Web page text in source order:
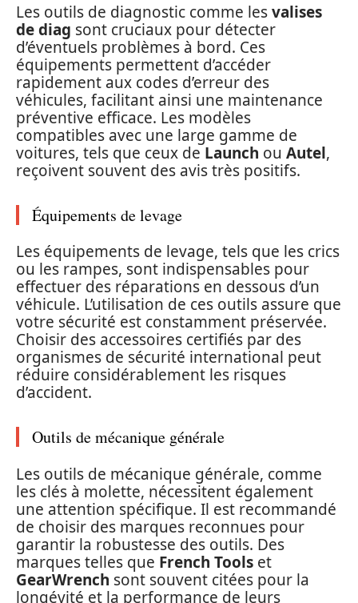
Les outils de diagnostic comme lesvalises
de diag sont cruciaux pour détecter
d’éventuels problèmes à bord. Ces
équipements permettent d’accéder
rapidement aux codes d’erreur des
véhicules, facilitant ainsi une maintenance
préventive efficace. Les modèles
compatibles avec une large gamme de
voitures, tels que ceux de Launch ou Autel,
reçoivent souvent des avis très positifs.
Équipements de levage
Les équipements de levage, tels que les crics
ou les rampes, sont indispensables pour
effectuer des réparations en dessous d’un
véhicule. L’utilisation de ces outils assure que
votre sécurité est constamment préservée.
Choisir des accessoires certifiés par des
organismes de sécurité international peut
réduire considérablement les risques
d’accident.
Outils de mécanique générale
Les outils de mécanique générale, comme
les clés à molette, nécessitent également
une attention spécifique. Il est recommandé
de choisir des marques reconnues pour
garantir la robustesse des outils. Des
marques telles que French Tools et
GearWrench sont souvent citées pour la
longévité et la performance de leurs